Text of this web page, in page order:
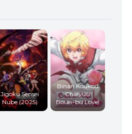
Jigoku Sensei
Nube (2025)
Binan Koukou
Chikyuu
Bouei-bu Love!